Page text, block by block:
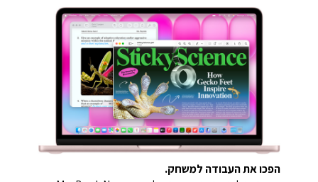
הפכו את העבודה למשחק.